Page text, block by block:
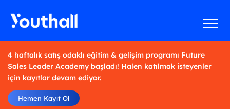
4 haftalık satış odaklı eğitim & gelişim programı Future
Sales Leader Academy başladı! Halen katılmak isteyenler
için kayıtlar devam ediyor.
Hemen Kayıt Ol